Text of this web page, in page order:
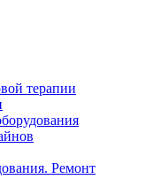
терапии
Ремонт